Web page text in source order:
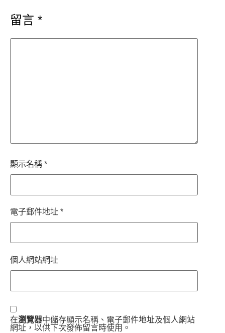
留言 *
顯示名稱 *
電子郵件地址 *
個人網站網址
在瀏覽器中儲存顯示名稱、電子郵件地址及個人網站
網址，以供下次發佈留言時使用。